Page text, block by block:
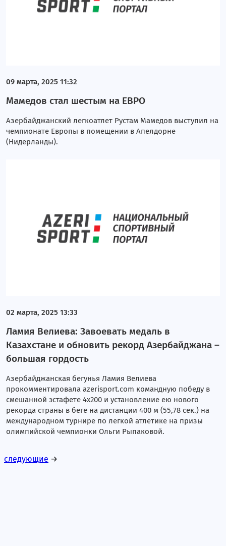
09 марта, 2025 11:32
Мамедов стал шестым на ЕВРО
Азербайджанский легкоатлет Рустам Мамедов выступил на
чемпионате Европы в помещении в Апелдорне
(Нидерланды).
02 марта, 2025 13:33
Ламия Велиева: Завоевать медаль в
Казахстане и обновить рекорд Азербайджана –
большая гордость
Азербайджанская бегунья Ламия Велиева
прокомментировала azerisport.com командную победу в
смешанной эстафете 4х200 и установление ею нового
рекорда страны в беге на дистанции 400 м (55,78 сек.) на
международном турнире по легкой атлетике на призы
олимпийской чемпионки Ольги Рыпаковой.
следующие →